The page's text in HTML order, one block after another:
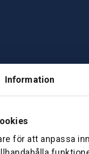
Information
för att anpassa